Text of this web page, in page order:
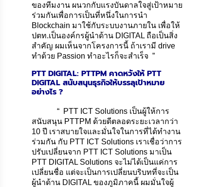
ของทีมงาน ผนวกกับแรงบันดาลใจสู่เป้าหมาย
ร่วมกันเพื่อการเป็นที่หนึ่งในการนำ
Blockchain มาใช้กับระบบงานภายใน เพื่อให้
ปตท.เป็นองค์กรผู้นำด้าน DIGITAL ถือเป็นสิ่ง
สำคัญ ผมเห็นจากโครงการนี้ ถ้าเรามี drive
ทำด้วย Passion ทำอะไรก็จะสำเร็จ ”
PTT DIGITAL: PTTPM คาดหวังให้ PTT
DIGITAL สนับสนุนธุรกิจให้บรรลุเป้าหมาย
อย่างไร ?
“ PTT ICT Solutions เป็นผู้ให้การ
สนับสนุน PTTPM ด้วยดีตลอดระยะเวลากว่า
10 ปี เราสบายใจและมั่นใจในการที่ได้ทำงาน
ร่วมกัน กับ PTT ICT Solutions เราเชื่อว่าการ
ปรับเปลี่ยนจาก PTT ICT Solutions มาเป็น
PTT DIGITAL Solutions จะไม่ได้เป็นแค่การ
เปลี่ยนชื่อ แต่จะเป็นการเปลี่ยนบริบทที่จะเป็น
ผู้นำด้าน DIGITAL ของภูมิภาคนี้ ผมมั่นใจผู้